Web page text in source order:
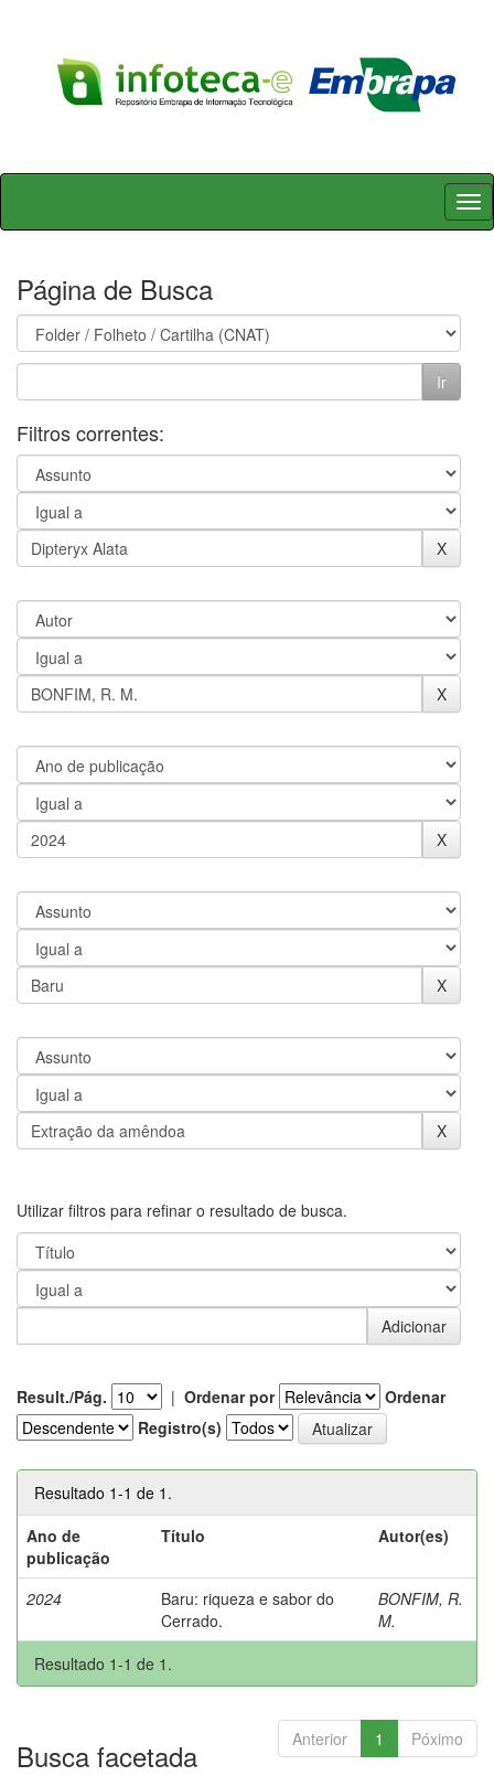
Skip
Página de Busca
Filtros correntes:
Utilizar filtros para refinar o resultado de busca.
Result./Pág. | Ordenar por
Ordenar
Registro(s)
Resultado 1-1 de 1.
Ano de
publicação
Título Autor(es)
2024
Baru: riqueza e sabor do
Cerrado.
BONFIM, R.
M.
Resultado 1-1 de 1.
Anterior 1 Póximo
Busca facetada